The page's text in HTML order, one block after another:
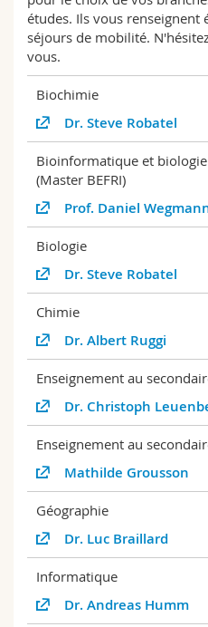
Sciences et médecine
Interfacultaire
Collaborateurs
Doctorants
Webmail
Programme des cours
études. Ils vous renseignent
séjours de mobilité.
vous.
Biochimie
Dr. Steve Robatel
Bioinformatique et
(Master BEFRI)
Prof. Daniel
Biologie
Dr. Steve Robatel
Chimie
Dr. Albert Ruggi
Enseignement au
Dr. Christoph
Enseignement au
Mathilde Grousson
Géographie
Dr. Luc Braillard
Informatique
Dr. Andreas Humm